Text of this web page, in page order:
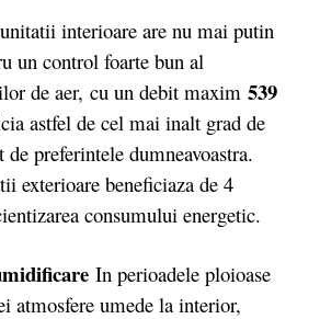
unitatii interioare are nu mai putin
un control foarte bun al
de aer, cu un debit maxim 539
astfel de cel mai inalt grad de
preferintele dumneavoastra.
exterioare beneficiaza de 4
consumului energetic.
In perioadele ploioase
atmosfere umede la interior,